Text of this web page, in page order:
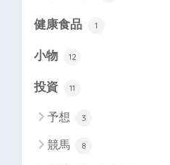
健康食品 1
小物 12
投資 11
予想 3
競馬 8